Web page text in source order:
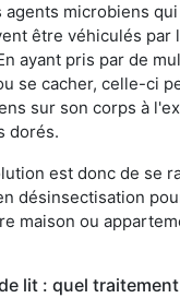
agents microbiens
être véhiculés par
ayant pris par de
se cacher, celle-ci
sur son corps à
dorés.
est donc de se
désinsectisation
maison ou
lit : quel traitement